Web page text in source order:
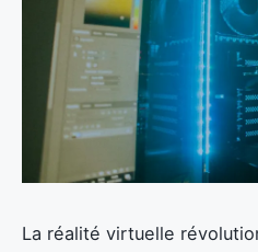
La réalité virtuelle